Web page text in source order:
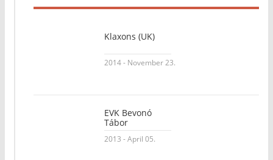
Klaxons (UK)
2014 - November 23.
EVK Bevonó
Tábor
2013 - April 05.